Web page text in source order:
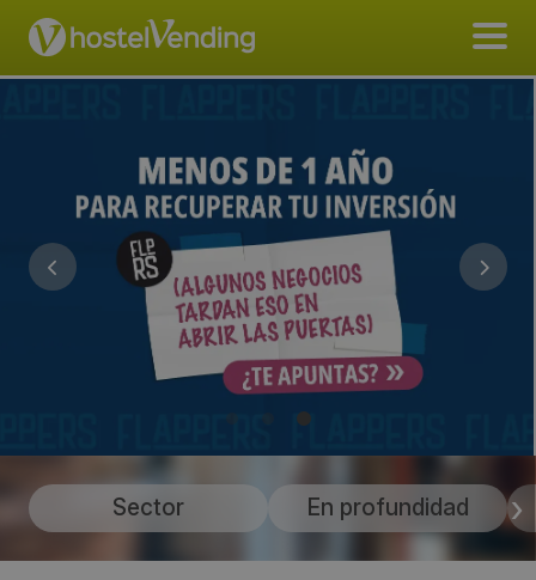
Sector En profundidad